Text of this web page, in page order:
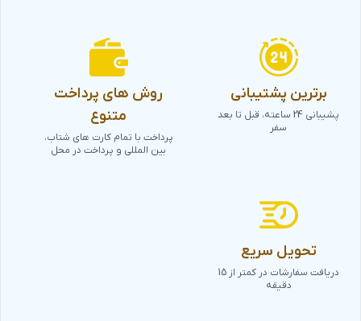
برترین پشتیبانی
پشیبانی 24 ساعته، قبل تا بعد
سفر
روش های پرداخت
متنوع
پرداخت با تمام کارت های شتاب،
بین المللی و پرداخت در محل
تحویل سریع
دریافت سفارشات در کمتر از 15
دقیقه